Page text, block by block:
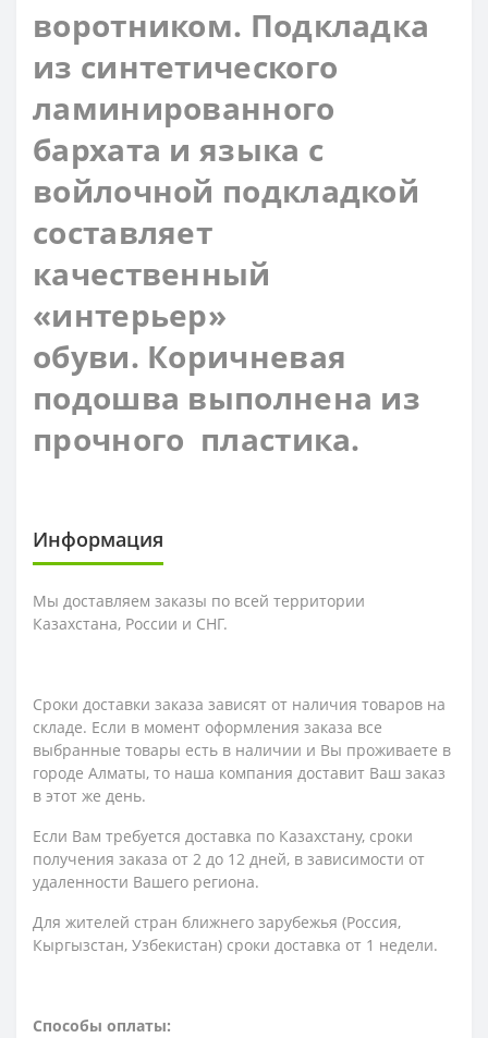
воротником. Подкладка
из синтетического
ламинированного
бархата и языка с
войлочной подкладкой
составляет
качественный
«интерьер»
обуви. Коричневая
подошва выполнена из
прочного пластика.
Информация
Мы доставляем заказы по всей территории
Казахстана, России и СНГ.
Сроки доставки заказа зависят от наличия товаров на
складе. Если в момент оформления заказа все
выбранные товары есть в наличии и Вы проживаете в
городе Алматы, то наша компания доставит Ваш заказ
в этот же день.
Если Вам требуется доставка по Казахстану, сроки
получения заказа от 2 до 12 дней, в зависимости от
удаленности Вашего региона.
Для жителей стран ближнего зарубежья (Россия,
Кыргызстан, Узбекистан) сроки доставка от 1 недели.
Способы оплаты: